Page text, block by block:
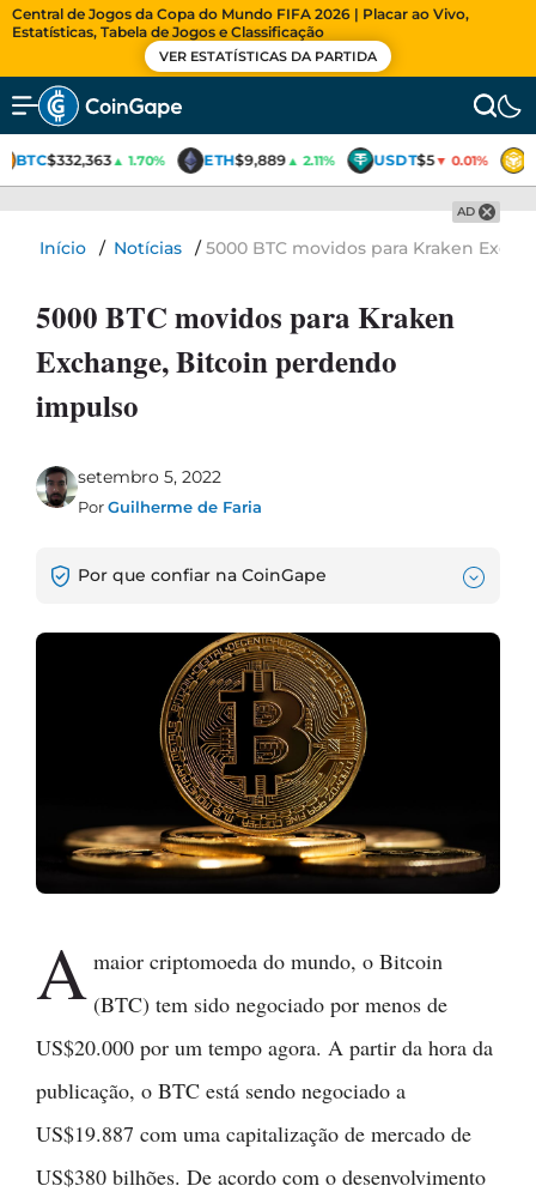
Central de Jogos da Copa do Mundo FIFA 2026 | Placar ao Vivo,
Estatísticas, Tabela de Jogos e Classificação
VER ESTATÍSTICAS DA PARTIDA
BTC$332,363▲ 1.70% ETH$9,889▲ 2.11% USDT$5▼ 0.01%
AD
Início / Notícias /5000 BTC movidos para Kraken
5000 BTC movidos para Kraken
Exchange, Bitcoin perdendo
impulso
setembro 5, 2022
PorGuilherme de Faria
Por que confiar na CoinGape
A maior criptomoeda do mundo, o Bitcoin
(BTC) tem sido negociado por menos de
US$20.000 por um tempo agora. A partir da hora da
publicação, o BTC está sendo negociado a
US$19.887 com uma capitalização de mercado de
US$380 bilhões. De acordo com o desenvolvimento